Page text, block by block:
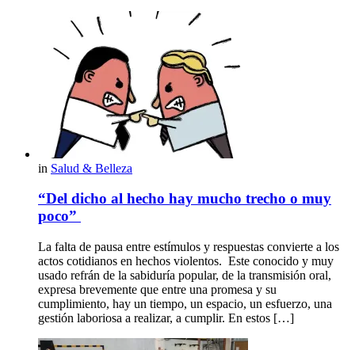
in Salud & Belleza
“Del dicho al hecho hay mucho trecho o muy
poco”
La falta de pausa entre estímulos y respuestas convierte a los
actos cotidianos en hechos violentos. Este conocido y muy
usado refrán de la sabiduría popular, de la transmisión oral,
expresa brevemente que entre una promesa y su
cumplimiento, hay un tiempo, un espacio, un esfuerzo, una
gestión laboriosa a realizar, a cumplir. En estos […]